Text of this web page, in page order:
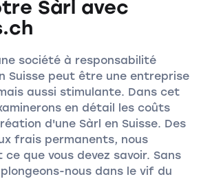
Sàrl avec
société à responsabilité
Suisse peut être une entreprise
aussi stimulante. Dans cet
en détail les coûts
d'une Sàrl en Suisse. Des
frais permanents, nous
que vous devez savoir. Sans
nous dans le vif du